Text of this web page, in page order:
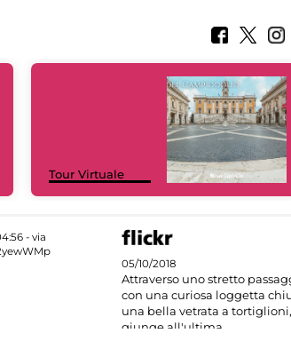
Tour Virtuale
05/10/2018
Attraverso uno stretto
con una curiosa loggetta
una bella vetrata a
giunge all'ultima